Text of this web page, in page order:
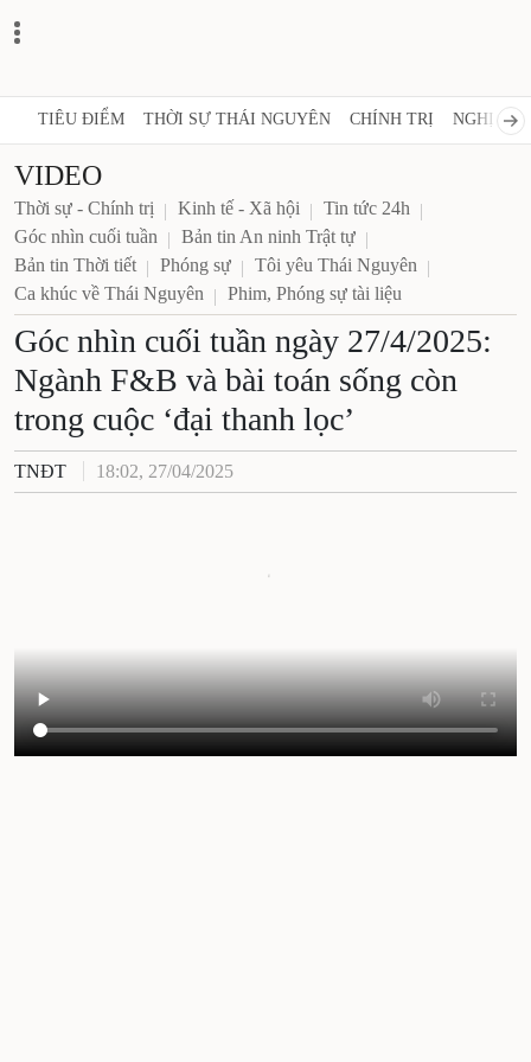
TIÊU ĐIỂM THỜI SỰ THÁI NGUYÊN CHÍNH TRỊ NGHỊ
VIDEO
Thời sự - Chính trị Kinh tế - Xã hội
Tin tức 24h
Góc nhìn cuối tuần
Bản tin An ninh Trật tự
Bản tin Thời tiết
Phóng sự
Tôi yêu Thái Nguyên
Ca khúc về Thái Nguyên
Phim, Phóng sự tài liệu
Góc nhìn cuối tuần ngày 27/4/2025:
Ngành F&B và bài toán sống còn
trong cuộc ‘đại thanh lọc’
TNĐT 18:02, 27/04/2025